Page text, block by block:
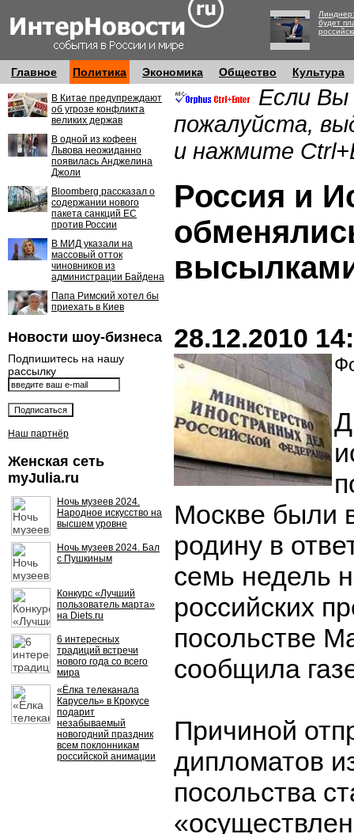
будет
Главное Политика Экономика Общество Культура
В Китае предупреждают
об угрозе конфликта
великих держав
В одной из кофеен
Львова неожиданно
появилась Анджелина
Джоли
Bloomberg рассказал о
содержании нового
пакета санкций ЕС
против России
В МИД указали на
массовый отток
чиновников из
администрации Байдена
Папа Римский хотел бы
приехать в Киев
Новости шоу-бизнеса
Подпишитесь на нашу
рассылку
Наш партнёр
Женская сеть
myJulia.ru
Ночь музеев 2024.
Народное искусство на
высшем уровне
Ночь музеев 2024. Бал
с Пушкиным
Конкурс «Лучший
пользователь марта»
на Diets.ru
6 интересных
традиций встречи
нового года со всего
мира
«Ёлка телеканала
Карусель» в Крокусе
подарит
незабываемый
новогодний праздник
всем поклонникам
российской анимации
Если Вы
пожалуйста,
и нажмите
Россия и
28.12.2010
Москве были
родину в
семь недель
российских
посольстве
сообщила
Причиной
дипломатов
посольства